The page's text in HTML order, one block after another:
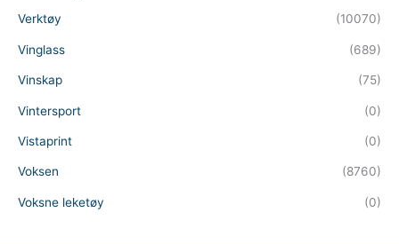
Verktøy (10070)
Vinglass (689)
Vinskap (75)
Vintersport (0)
Vistaprint (0)
Voksen (8760)
Voksne leketøy (0)